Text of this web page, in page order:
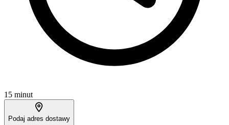
15 minut
Podaj adres dostawy